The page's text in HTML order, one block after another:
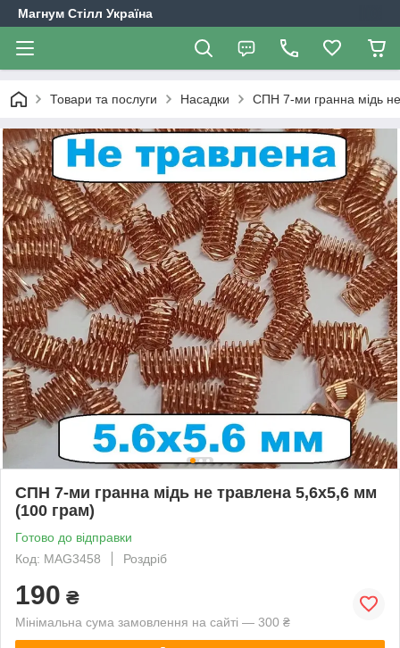
Магнум Стілл Україна
Товари та послуги Насадки СПН 7-ми гранна мідь
СПН 7-ми гранна мідь не травлена 5,6х5,6 мм
(100 грам)
Готово до відправки
Код: MAG3458
Роздріб
190 ₴
Мінімальна сума замовлення на сайті — 300 ₴